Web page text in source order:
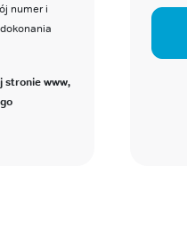
numer i
stronie www,